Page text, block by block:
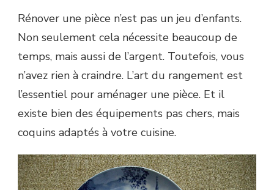
Rénover une pièce n’est pas un jeu d’enfants.
Non seulement cela nécessite beaucoup de
temps, mais aussi de l’argent. Toutefois, vous
n’avez rien à craindre. L’art du rangement est
l’essentiel pour aménager une pièce. Et il
existe bien des équipements pas chers, mais
coquins adaptés à votre cuisine.